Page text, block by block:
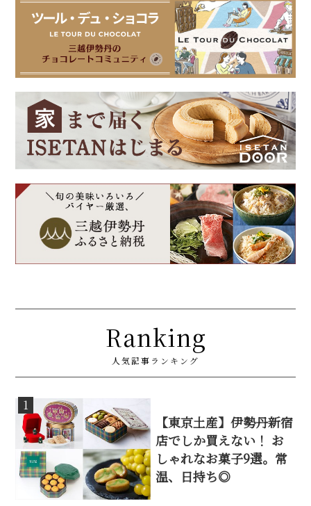
Ranking
人気記事ランキング
1
【東京土産】伊勢丹新宿
店でしか買えない！ お
しゃれなお菓子9選。常
温、日持ち◎